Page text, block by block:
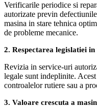
Verificarile periodice si
autorizate previn
masina in stare tehnica
de probleme mecanice.
2. Respectarea legislatiei
Revizia in service-uri
legale sunt indeplinite.
controalelor rutiere sau a
3. Valoare crescuta a